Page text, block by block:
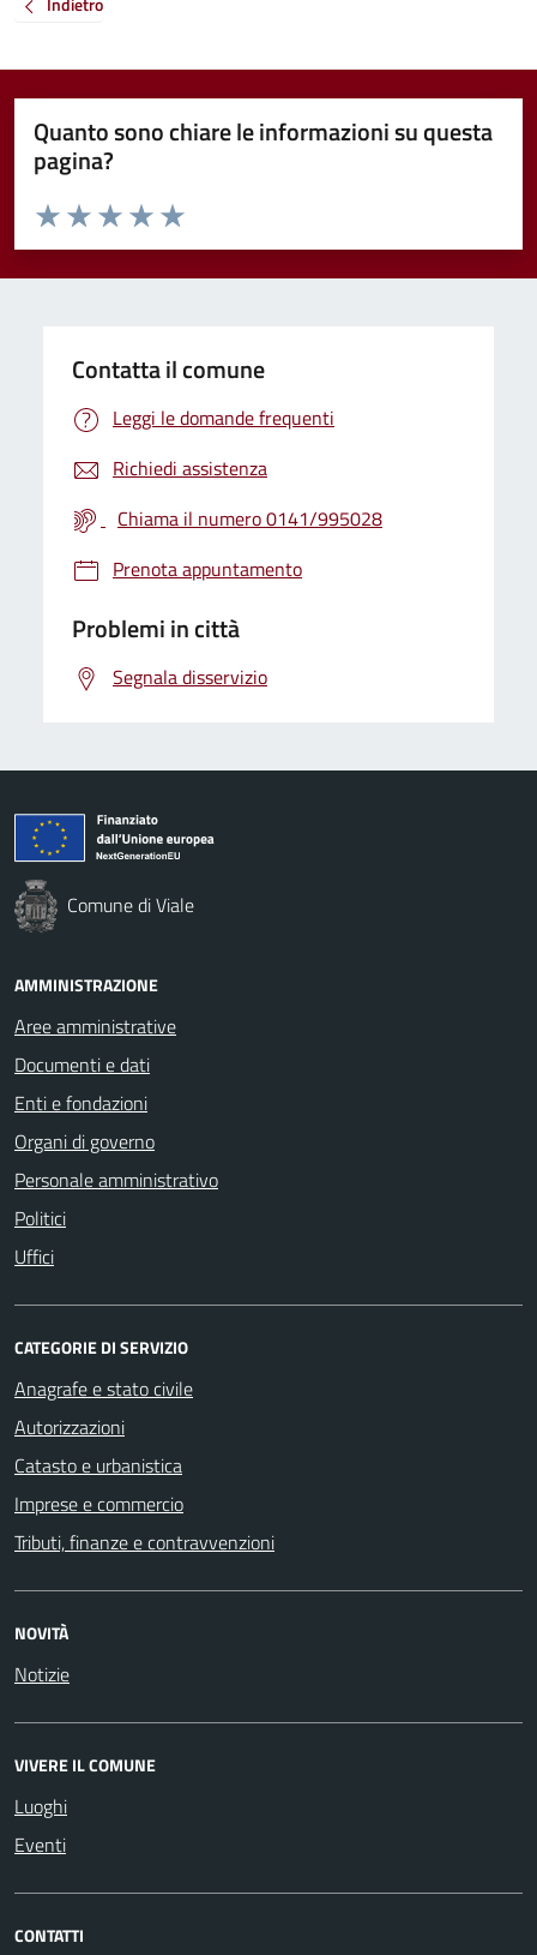
Quanto sono chiare le informazioni su questa
pagina?
Valuta da 1 a 5 stelle la pagina
Valuta 5 stelle su 5
Valuta 4 stelle su 5
Valuta 3 stelle su 5
Valuta 2 stelle su 5
Valuta 1 stelle su 5
Contatta il comune
Leggi le domande frequenti
Richiedi assistenza
Chiama il numero 0141/995028
Prenota appuntamento
Problemi in città
Segnala disservizio
Comune di Viale
AMMINISTRAZIONE
Aree amministrative
Documenti e dati
Enti e fondazioni
Organi di governo
Personale amministrativo
Politici
Uffici
CATEGORIE DI SERVIZIO
Anagrafe e stato civile
Autorizzazioni
Catasto e urbanistica
Imprese e commercio
Tributi, finanze e contravvenzioni
NOVITÀ
Notizie
VIVERE IL COMUNE
Luoghi
Eventi
CONTATTI